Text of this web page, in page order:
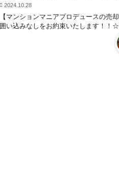
2024.10.28
【マンションマニアプロデュースの売
囲い込みなしをお約束いたします！